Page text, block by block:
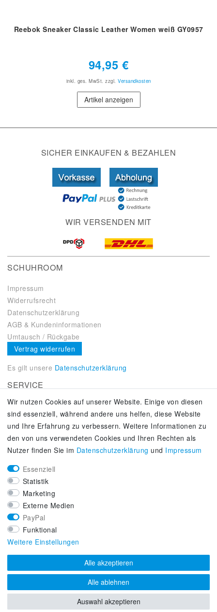
Reebok Sneaker Classic Leather Women weiß GY0957
94,95 €
inkl. ges. MwSt. zzgl. Versandkosten
Artikel anzeigen
SICHER EINKAUFEN & BEZAHLEN
WIR VERSENDEN MIT
SCHUHROOM
Impressum
Widerrufsrecht
Datenschutzerklärung
AGB & Kundeninformationen
Umtausch / Rückgabe
Vertrag widerrufen
Es gilt unsere Datenschutzerklärung
SERVICE
Kontakt
Zahlung & Versand
Über uns
Selbstabholung
Adiletten online kaufen
KUNDENSERVICE
Lifestyle & Fashion Sneaker Fachhandel
Top-Sneaker Modelle ausgewählter Marken
Kostenloser Versand ab 40 € deutschlandweit
Kostenloser Rückversand deutschlandweit
Versandfertig innerhalb 24h
Zahlung auf Rechnung (via PayPalPlus)
Wir nutzen Cookies auf unserer Website. Einige von diesen
sind essenziell, während andere uns helfen, diese Website
und Ihre Erfahrung zu verbessern. Weitere Informationen zu
den von uns verwendeten Cookies und Ihren Rechten als
Nutzer finden Sie im Daten­schutz­erklärung und Impressum
Essenziell
Statistik
Marketing
Externe Medien
PayPal
Funktional
Weitere Einstellungen
Alle akzeptieren
Alle ablehnen
Auswahl akzeptieren